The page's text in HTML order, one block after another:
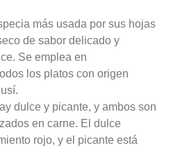
más usada por sus hojas
de sabor delicado y
Se emplea en
los platos con origen
dulce y picante, y ambos son
en carne. El dulce
rojo, y el picante está